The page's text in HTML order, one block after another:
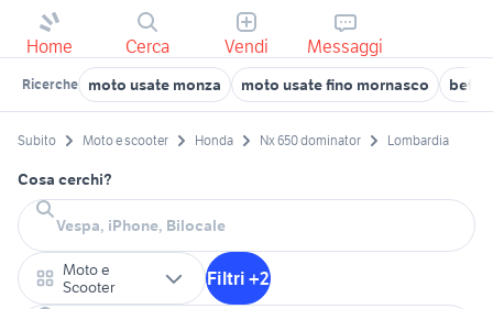
Home Cerca Vendi Messaggi
Ricerche moto usate monza moto usate fino mornasco beta
Subito Moto e scooter Honda Nx 650 dominator Lombardia
Cosa cerchi?
Moto e
Scooter
Filtri +2